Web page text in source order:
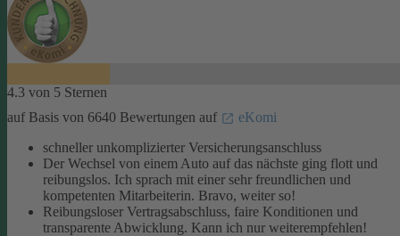
4.3 von 5 Sternen
auf Basis von 6640 Bewertungen auf
eKomi
schneller unkomplizierter Versicherungsanschluss
Der Wechsel von einem Auto auf das nächste ging flott und
reibungslos. Ich sprach mit einer sehr freundlichen und
kompetenten Mitarbeiterin. Bravo, weiter so!
Reibungsloser Vertragsabschluss, faire Konditionen und
transparente Abwicklung. Kann ich nur weiterempfehlen!